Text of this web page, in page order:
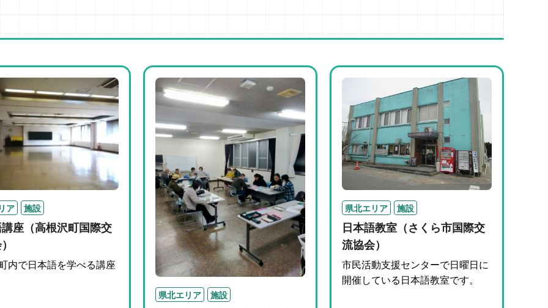
ア 施設
座（高根沢町国際交
内で日本語を学べる講座
県北エリア 施設
県北エリア 施設
日本語教室（さくら市国際交
流協会）
市民活動支援センターで日曜日に
開催している日本語教室です。